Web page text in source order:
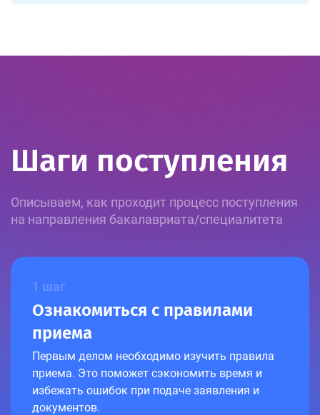
Шаги поступления
Описываем, как проходит процесс поступления
на направления бакалавриата/специалитета
1 шаг
Ознакомиться с правилами
приема
Первым делом необходимо изучить правила
приема. Это поможет сэкономить время и
избежать ошибок при подаче заявления и
документов.